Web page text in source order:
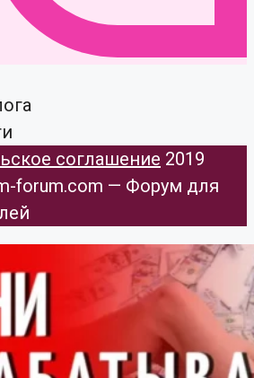
соглашение ​ 2019
forum.com — Форум для